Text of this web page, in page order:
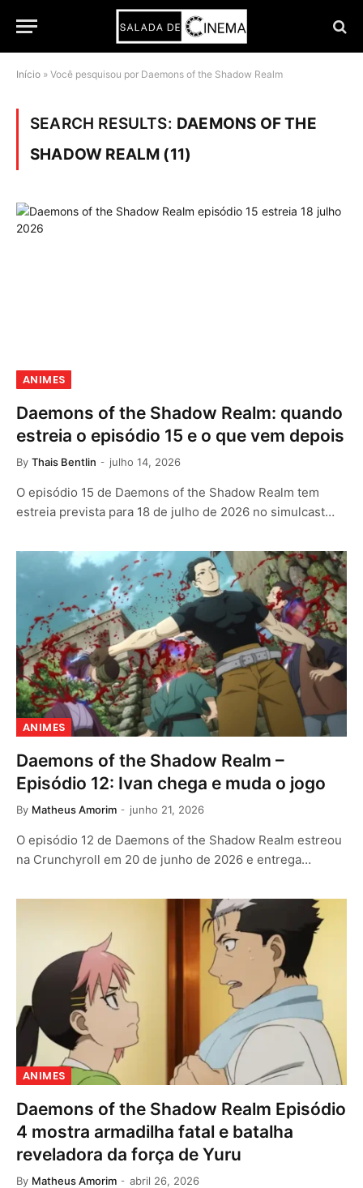
Início » Você pesquisou por Daemons of the Shadow Realm
SEARCH RESULTS: DAEMONS OF THE
SHADOW REALM (11)
ANIMES
Daemons of the Shadow Realm: quando
estreia o episódio 15 e o que vem depois
By Thais Bentlin julho 14, 2026
O episódio 15 de Daemons of the Shadow Realm tem
estreia prevista para 18 de julho de 2026 no simulcast…
ANIMES
Daemons of the Shadow Realm –
Episódio 12: Ivan chega e muda o jogo
By Matheus Amorim junho 21, 2026
O episódio 12 de Daemons of the Shadow Realm estreou
na Crunchyroll em 20 de junho de 2026 e entrega…
ANIMES
Daemons of the Shadow Realm Episódio
4 mostra armadilha fatal e batalha
reveladora da força de Yuru
By Matheus Amorim abril 26, 2026